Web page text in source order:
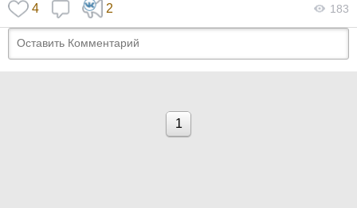
4 2 183
1